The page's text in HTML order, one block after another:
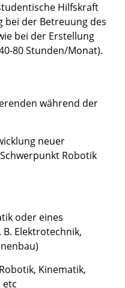
Hilfskraft
bei der Betreuung des
bei der Erstellung
80 Stunden/Monat).
während der
neuer
Robotik
oder eines
B. Elektrotechnik,
Kinematik,
etc